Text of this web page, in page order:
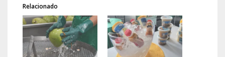
Relacionado